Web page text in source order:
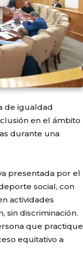
de igualdad
en el ámbito
durante una
presentada por el
social, con
actividades
sin discriminación.
que practique
equitativo a